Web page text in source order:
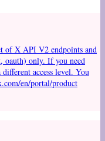
of X API V2 endpoints and
oauth) only. If you need
access level. You
en/portal/product